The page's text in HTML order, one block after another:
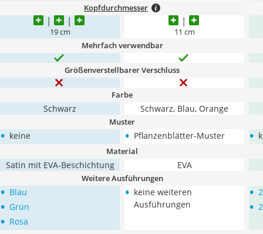
Kopfdurchmesser
19 cm 11 cm
Mehrfach verwendbar
Größenverstellbarer Verschluss
Farbe
Schwarz Schwarz, Blau, Orange
Muster
• keine • Pflanzenblätter-Muster •
Material
Satin mit EVA-Beschichtung EVA
Weitere Ausführungen
• Blau
• Grün
• Rosa
• keine weiteren
Ausführungen
•
•